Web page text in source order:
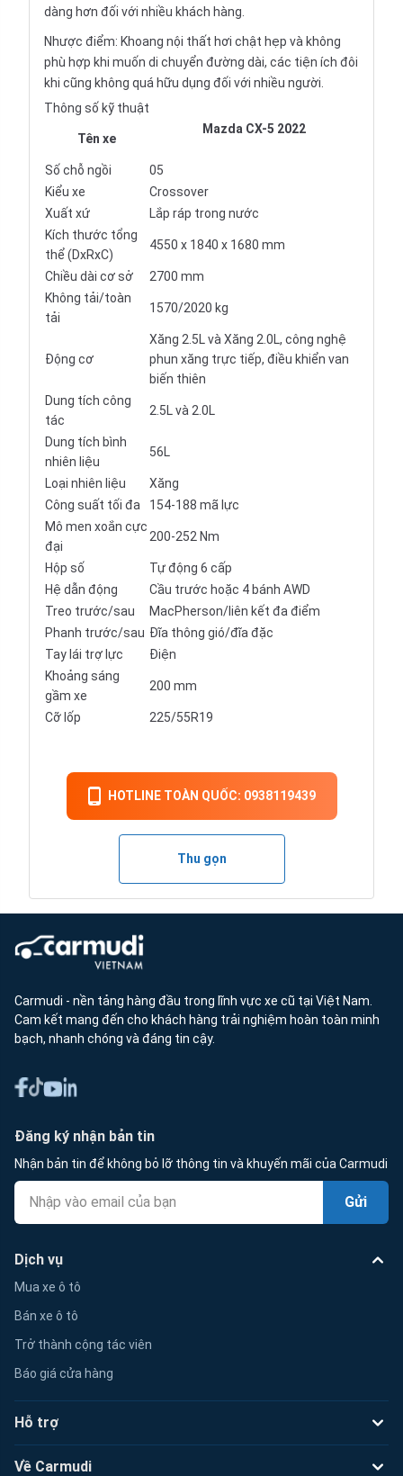
dàng hơn đối với nhiều khách hàng.
Nhược điểm: Khoang nội thất hơi chật hẹp và không
phù hợp khi muốn di chuyển đường dài, các tiện ích đôi
khi cũng không quá hữu dụng đối với nhiều người.
Thông số kỹ thuật
Tên xe
Mazda CX-5 2022
Số chỗ ngồi
05
Kiểu xe
Crossover
Xuất xứ
Lắp ráp trong nước
Kích thước tổng
thể (DxRxC)
4550 x 1840 x 1680 mm
Chiều dài cơ sở
2700 mm
Không tải/toàn
tải
1570/2020 kg
Động cơ
Xăng 2.5L và Xăng 2.0L, công nghệ
phun xăng trực tiếp, điều khiển van
biến thiên
Dung tích công
tác
2.5L và 2.0L
Dung tích bình
nhiên liệu
56L
Loại nhiên liệu
Xăng
Công suất tối đa
154-188 mã lực
Mô men xoắn cực
đại
200-252 Nm
Hộp số
Tự động 6 cấp
Hệ dẫn động
Cầu trước hoặc 4 bánh AWD
Treo trước/sau
MacPherson/liên kết đa điểm
Phanh trước/sau Đĩa thông gió/đĩa đặc
Tay lái trợ lực
Điện
Khoảng sáng
gầm xe
200 mm
Cỡ lốp 225/55R19
HOTLINE TOÀN QUỐC: 0938119439
Thu gọn
Carmudi - nền tảng hàng đầu trong lĩnh vực xe cũ tại Việt Nam.
Cam kết mang đến cho khách hàng trải nghiệm hoàn toàn minh
bạch, nhanh chóng và đáng tin cậy.
Đăng ký nhận bản tin
Nhận bản tin để không bỏ lỡ thông tin và khuyến mãi của Carmudi
Gửi
Dịch vụ
Mua xe ô tô
Bán xe ô tô
Trở thành cộng tác viên
Báo giá cửa hàng
Hỗ trợ
Về Carmudi